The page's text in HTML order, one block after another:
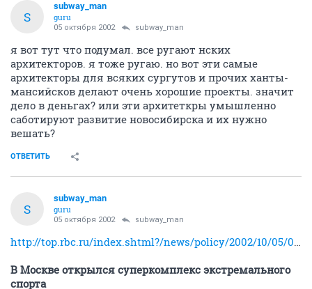
S
subway_man
guru
05 октября 2002 subway_man
я вот тут что подумал. все ругают нских
архитекторов. я тоже ругаю. но вот эти самые
архитекторы для всяких сургутов и прочих ханты-
мансийсков делают очень хорошие проекты. значит
дело в деньгах? или эти архитеткры умышленно
саботируют развитие новосибирска и их нужно
вешать?
ОТВЕТИТЬ
S
subway_man
guru
05 октября 2002 subway_man
http://top.rbc.ru/index.shtml?/news/policy/2002/10/05/05114436_bod.shtml
В Москве открылся суперкомплекс экстремального
спорта